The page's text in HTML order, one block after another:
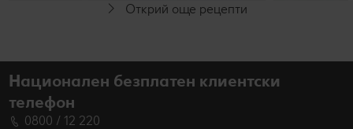
Открий още рецепти
Национален безплатен клиентски
телефон
0800 / 12 220